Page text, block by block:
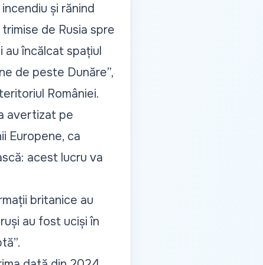
și rănind
de Rusia spre
au încălcat spațiul
de peste Dunăre”,
României.
avertizat pe
Europene, ca
acest lucru va
britanice au
au fost uciși în